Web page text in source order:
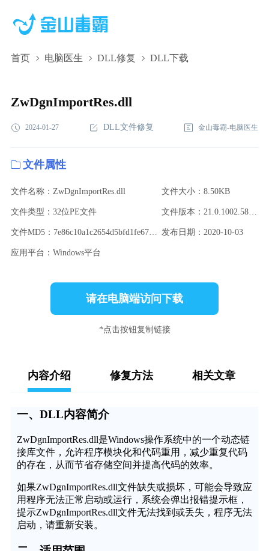
首页 电脑医生 DLL修复 DLL下载
ZwDgnImportRes.dll,ZwDgnImportRes.dll下
ZwDgnImportRes.dll
2024-01-27 DLL文件修复 金山毒霸-电脑医生
文件属性
文件名称：ZwDgnImportRes.dll 文件大小：8.50KB
文件类型：32位PE文件 文件版本：21.0.1002.58820
文件MD5：7e86c10a1c2654d5bfd1fe67861165a1 发布日期：2020-10-03
应用平台：Windows平台
请在电脑端访问下载
*点击按钮复制链接
内容介绍 修复方法 相关文章
一、DLL内容简介
ZwDgnImportRes.dll是Windows操作系统中的一个动态链
接库文件，允许程序模块化和代码重用，减少重复代码
的存在，从而节省存储空间并提高代码的效率。
如果ZwDgnImportRes.dll文件缺失或损坏，可能会导致应
用程序无法正常启动或运行，系统会弹出报错提示框，
提示ZwDgnImportRes.dll文件无法找到或丢失，程序无法
启动，请重新安装。